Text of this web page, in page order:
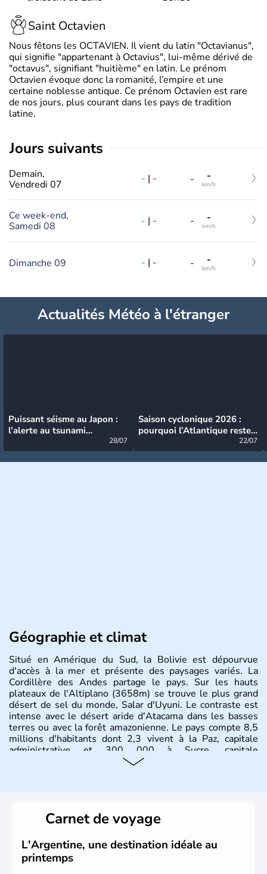
Saint Octavien
Nous fêtons les OCTAVIEN. Il vient du latin "Octavianus",
qui signifie "appartenant à Octavius", lui-même dérivé de
"octavus", signifiant "huitième" en latin. Le prénom
Octavien évoque donc la romanité, l’empire et une
certaine noblesse antique. Ce prénom Octavien est rare
de nos jours, plus courant dans les pays de tradition
latine.
jours suivants
Demain,
Vendredi 07
- | - - -
km/h
Ce week-end,
Samedi 08
- | - - -
km/h
Dimanche 09 - | - - -
km/h
Actualités Météo à l'étranger
Puissant séisme au Japon :
l’alerte au tsunami
28/07
Saison cyclonique 2026 :
pourquoi l’Atlantique reste
22/07
Géographie et climat
Situé en Amérique du Sud, la Bolivie est dépourvue
d'accès à la mer et présente des paysages variés. La
Cordillère des Andes partage le pays. Sur les hauts
plateaux de l'Altiplano (3658m) se trouve le plus grand
désert de sel du monde, Salar d'Uyuni. Le contraste est
intense avec le désert aride d'Atacama dans les basses
terres ou avec la forêt amazonienne. Le pays compte 8,5
millions d'habitants dont 2,3 vivent à la Paz, capitale
administrative et 300 000 à Sucre, capitale
Carnet de voyage
L'Argentine, une destination idéale au
printemps